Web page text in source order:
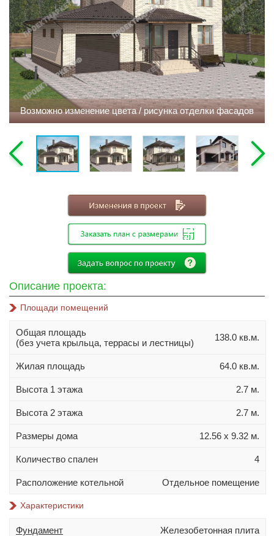
Этажность
Одноэтажные
Двухэтажные
Мансарда
Габариты
8х8
8х9
8х10
8х11
10х12
11х11
11х14
11х15
12х14
Материал стен
Газобетон
Кирпич
Керамзитобетонный блок
Возможно изменение цвета / рисунка отделки фасадов
Описание проекта:
Площади помещений
Общая площадь
(без учета крыльца, террасы и лестницы)
138.0 кв.м.
Жилая площадь 64.0 кв.м.
Высота 1 этажа 2.7 м.
Высота 2 этажа 2.7 м.
Размеры дома 12.56 х 9.32 м.
Количество спален 4
Расположение котельной Отдельное помещение
Характеристики
Фундамент Железобетонная плита